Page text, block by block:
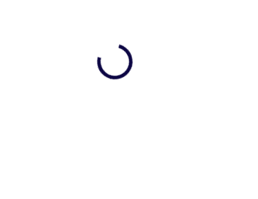
Zcela nová řada prutů